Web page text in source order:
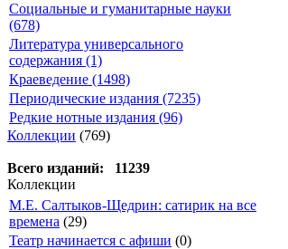
Социальные и гуманитарные науки
(678)
Литература универсального
содержания (1)
Краеведение (1498)
Периодические издания (7235)
Редкие нотные издания (96)
Коллекции (769)
Всего изданий: 11239
Коллекции
М.Е. Салтыков-Щедрин: сатирик на все
времена (29)
Театр начинается с афиши (0)